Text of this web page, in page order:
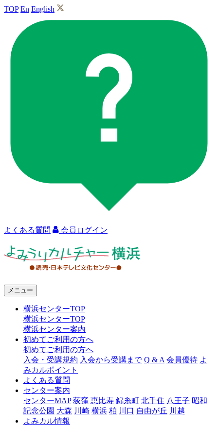
TOP En English
よくある質問 会員ログイン
ャ
浜
メニュー
横浜センターTOP
横浜センターTOP
横浜センター案内
初めてご利用の方へ
初めてご利用の方へ
入会・受講規約 入会から受講まで Q & A 会員優待 よ
みカルポイント
よくある質問
センター案内
センターMAP 荻窪 恵比寿 錦糸町 北千住 八王子 昭和
記念公園 大森 川崎 横浜 柏 川口 自由が丘 川越
よみカル情報